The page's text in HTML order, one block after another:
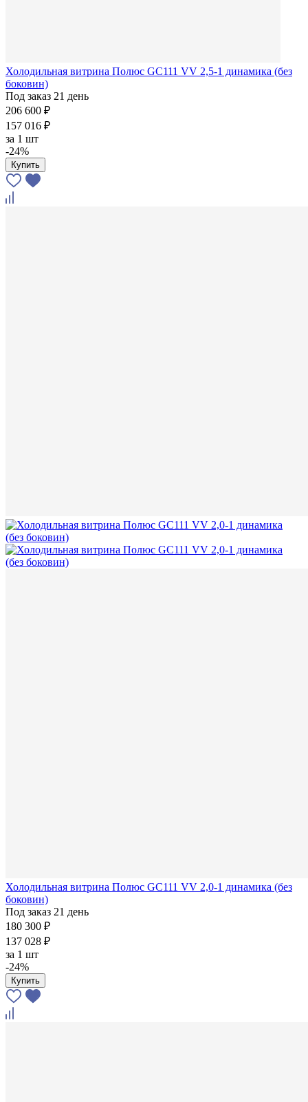
Холодильная витрина Полюс GC111 VV 2,5-1 динамика (без
боковин)
Под заказ 21 день
206 600 ₽
157 016 ₽
за 1 шт
-24%
Купить
Холодильная витрина Полюс GC111 VV 2,0-1 динамика (без
боковин)
Под заказ 21 день
180 300 ₽
137 028 ₽
за 1 шт
-24%
Купить